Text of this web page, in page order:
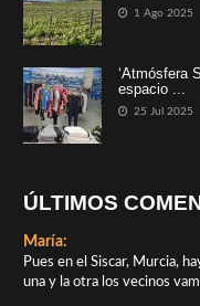
1 Ago 2025
‘Atmósfera
espacio ...
25 Jul 2025
ÚLTIMOS
María:
Pues en el Siscar, Murcia,
una y la otra los vecinos